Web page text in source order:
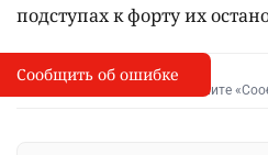
подступах к форту их
I
Сообщить об опечатке
Выделите фрагмент и нажмите
Сообщить об ошибке